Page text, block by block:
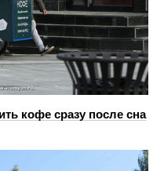
кофе сразу после сна